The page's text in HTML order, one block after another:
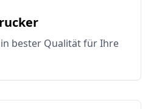
bester Qualität für Ihre